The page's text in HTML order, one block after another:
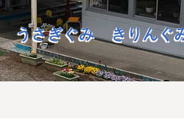
うさぎぐみ きりんぐ